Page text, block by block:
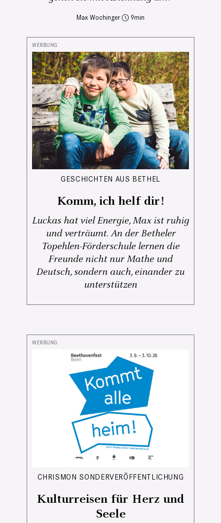
Max Wochinger 9
GESCHICHTEN AUS BETHEL
Komm, ich helf dir!
Luckas hat viel Energie, Max ist ruhig
und verträumt. An der Betheler
Topehlen-Förderschule lernen die
Freunde nicht nur Mathe und
Deutsch, sondern auch, einander zu
unterstützen
CHRISMON SONDERVERÖFFENTLICHUNG
Kulturreisen für Herz und
Seele